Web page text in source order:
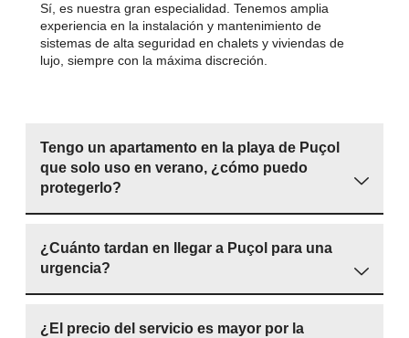
Sí, es nuestra gran especialidad. Tenemos amplia
experiencia en la instalación y mantenimiento de
sistemas de alta seguridad en chalets y viviendas de
lujo, siempre con la máxima discreción.
Tengo un apartamento en la playa de Puçol
que solo uso en verano, ¿cómo puedo
protegerlo?
¿Cuánto tardan en llegar a Puçol para una
urgencia?
¿El precio del servicio es mayor por la